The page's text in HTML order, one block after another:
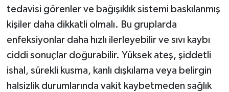
tedavisi görenler ve bağışıklık sistemi baskılanmış
kişiler daha dikkatli olmalı. Bu gruplarda
enfeksiyonlar daha hızlı ilerleyebilir ve sıvı kaybı
ciddi sonuçlar doğurabilir. Yüksek ateş, şiddetli
ishal, sürekli kusma, kanlı dışkılama veya belirgin
halsizlik durumlarında vakit kaybetmeden sağlık